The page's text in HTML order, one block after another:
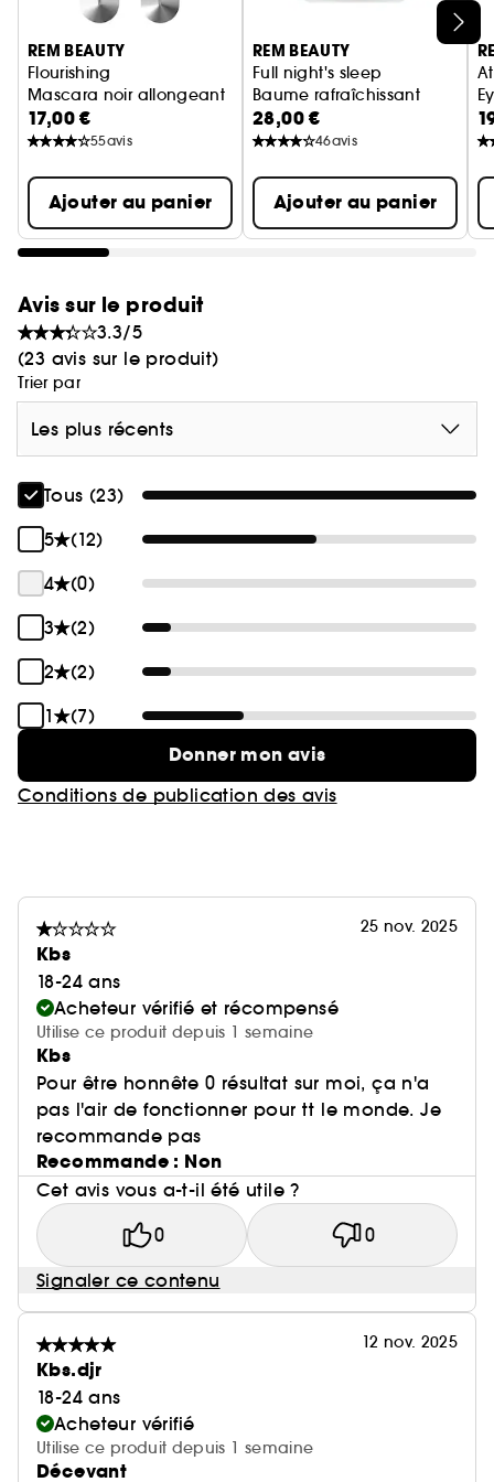
Ignorer le carrousel produits
REM BEAUTY
Flourishing
Mascara noir allongeant
17,00 €
55avis
Ajouter au panier
REM BEAUTY
Full night's sleep
Baume rafraîchissant
28,00 €
46avis
Ajouter au panier
Avis sur le produit
3.3/5
(23 avis sur le produit)
Trier par
Les plus récents
Tous (23)
5
(12)
4
(0)
3
(2)
2
(2)
1
(7)
Donner mon avis
Conditions de publication des avis
25 nov. 2025
Kbs
18-24 ans
Acheteur vérifié et récompensé
Utilise ce produit depuis 1 semaine
Kbs
Pour être honnête 0 résultat sur moi, ça n'a
pas l'air de fonctionner pour tt le monde. Je
recommande pas
Recommande : Non
Cet avis vous a-t-il été utile ?
0 0
Signaler ce contenu
12 nov. 2025
Kbs.djr
18-24 ans
Acheteur vérifié
Utilise ce produit depuis 1 semaine
Décevant